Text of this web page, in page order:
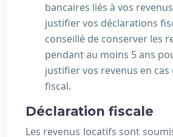
bancaires liés à vos
justifier vos déclarations
conseillé de conserver les
pendant au moins 5 ans
justifier vos revenus en
fiscal.
Déclaration fiscale
Les revenus locatifs sont